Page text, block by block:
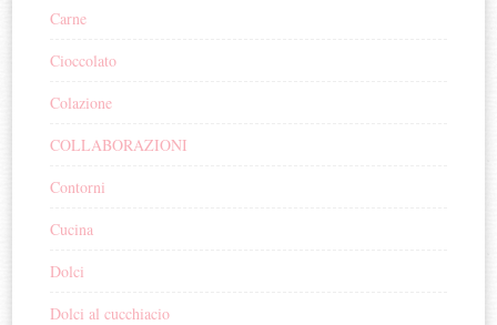
Carne
Cioccolato
Colazione
COLLABORAZIONI
Contorni
Cucina
Dolci
Dolci al cucchiacio